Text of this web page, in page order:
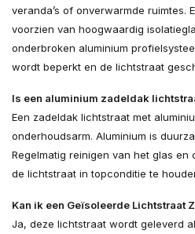
veranda’s of onverwarmde ruimtes.
voorzien van hoogwaardig
onderbroken aluminium
wordt beperkt en de lichtstraat
Is een aluminium zadeldak
Een zadeldak lichtstraat met
onderhoudsarm. Aluminium is
Regelmatig reinigen van het glas en
de lichtstraat in topconditie te
Kan ik een Geïsoleerde Lichtstraat
Ja, deze lichtstraat wordt geleverd